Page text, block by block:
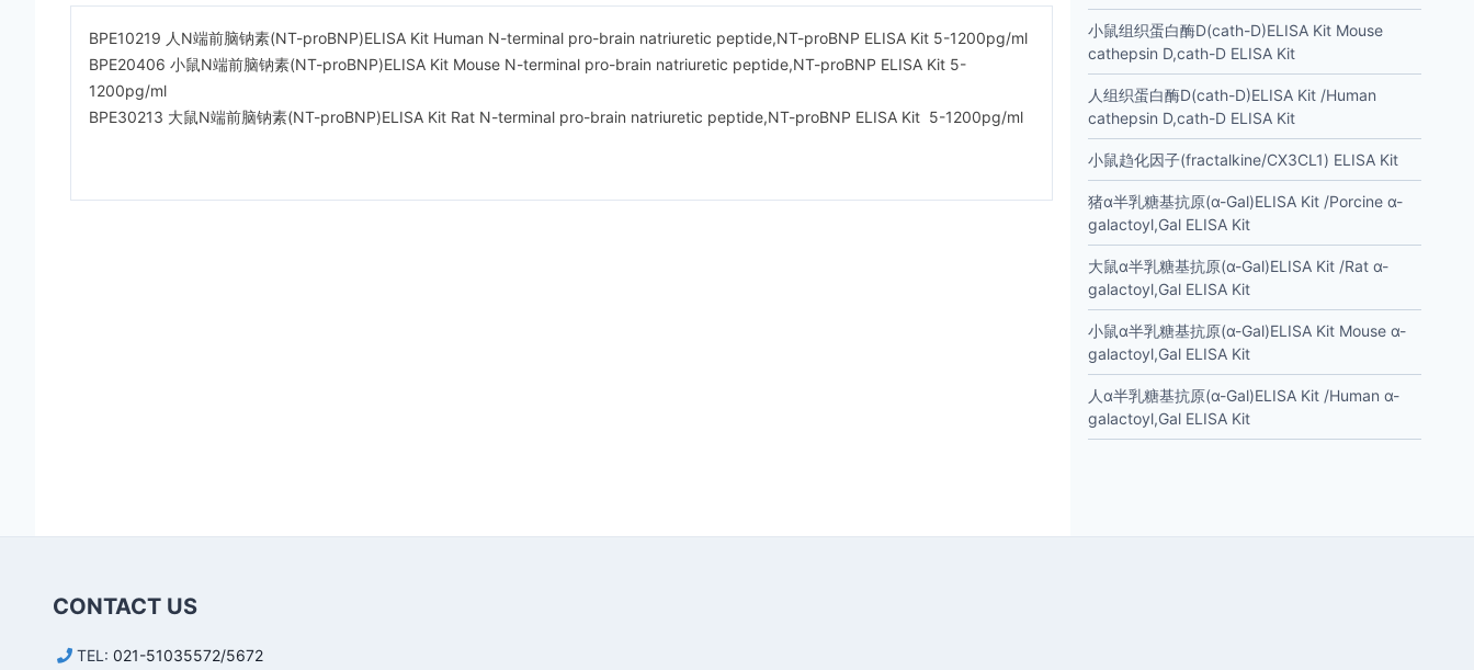
BPE10219 人N端前脑钠素(NT-proBNP)ELISA Kit Human N-terminal pro-brain natriuretic peptide,NT-proBNP ELISA Kit 5-1200pg/ml
BPE20406 小鼠N端前脑钠素(NT-proBNP)ELISA Kit Mouse N-terminal pro-brain natriuretic peptide,NT-proBNP ELISA Kit 5-
1200pg/ml
BPE30213 大鼠N端前脑钠素(NT-proBNP)ELISA Kit Rat N-terminal pro-brain natriuretic peptide,NT-proBNP ELISA Kit 5-1200pg/ml
小鼠组织蛋白酶D(cath-D)ELISA Kit Mouse
cathepsin D,cath-D ELISA Kit
人组织蛋白酶D(cath-D)ELISA Kit /Human
cathepsin D,cath-D ELISA Kit
小鼠趋化因子(fractalkine/CX3CL1) ELISA Kit
猪α半乳糖基抗原(α-Gal)ELISA Kit /Porcine α-
galactoyl,Gal ELISA Kit
大鼠α半乳糖基抗原(α-Gal)ELISA Kit /Rat α-
galactoyl,Gal ELISA Kit
小鼠α半乳糖基抗原(α-Gal)ELISA Kit Mouse α-
galactoyl,Gal ELISA Kit
人α半乳糖基抗原(α-Gal)ELISA Kit /Human α-
galactoyl,Gal ELISA Kit
CONTACT US
TEL: 021-51035572/5672